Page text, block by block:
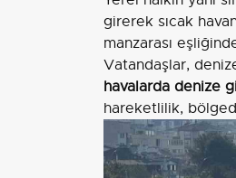
girerek sıcak
manzarası
Vatandaşlar,
havalarda denize
hareketlilik,